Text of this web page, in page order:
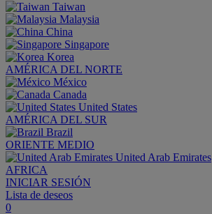
Taiwan
Malaysia
China
Singapore
Korea
AMÉRICA DEL NORTE
México
Canada
United States
AMÉRICA DEL SUR
Brazil
ORIENTE MEDIO
United Arab Emirates
AFRICA
INICIAR SESIÓN
Lista de deseos
0